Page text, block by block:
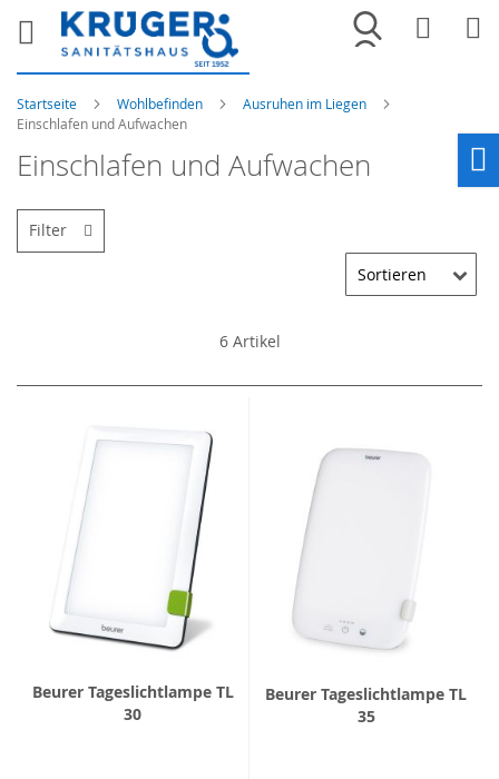
Merkliste
Startseite Wohlbefinden
Ausruhen im Liegen
Einschlafen und Aufwachen
Einschlafen und Aufwachen
6Artikel
Beurer Tageslichtlampe TL
30
Beurer Tageslichtlampe TL
35
Filter